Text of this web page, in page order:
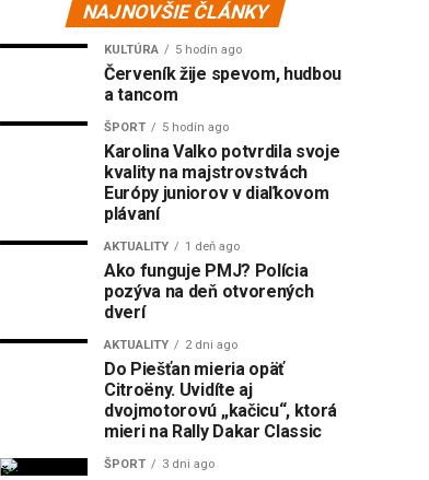
NAJNOVŠIE ČLÁNKY
KULTÚRA 5 hodín ago
Červeník žije spevom, hudbou
a tancom
ŠPORT 5 hodín ago
Karolina Valko potvrdila svoje
kvality na majstrovstvách
Európy juniorov v diaľkovom
plávaní
AKTUALITY 1 deň ago
Ako funguje PMJ? Polícia
pozýva na deň otvorených
dverí
AKTUALITY 2 dni ago
Do Piešťan mieria opäť
Citroëny. Uvidíte aj
dvojmotorovú „kačicu“, ktorá
mieri na Rally Dakar Classic
ŠPORT 3 dni ago